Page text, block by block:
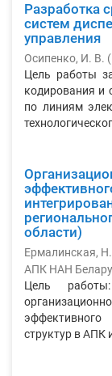
Разработка
систем
управления
Осипенко, И. В. (
Цель работы
кодирования и
по линиям
области)
Ермалинская,
АПК НАН
Цель
структур в АПК